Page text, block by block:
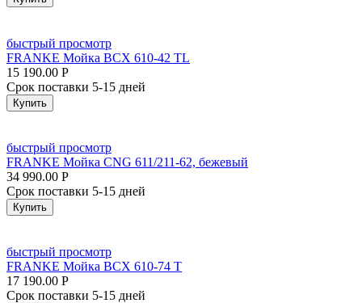
быстрый просмотр
FRANKE Мойка BCX 610-42 TL
15 190.00 Р
Срок поставки 5-15 дней
Купить
быстрый просмотр
FRANKE Мойка CNG 611/211-62, бежевый
34 990.00 Р
Срок поставки 5-15 дней
Купить
быстрый просмотр
FRANKE Мойка BCX 610-74 T
17 190.00 Р
Срок поставки 5-15 дней